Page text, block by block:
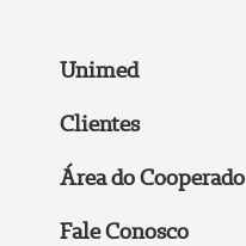
Unimed
Clientes
Área do Cooperado
Fale Conosco